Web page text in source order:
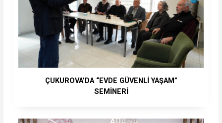
ÇUKUROVA’DA “EVDE GÜVENLİ YAŞAM”
SEMİNERİ